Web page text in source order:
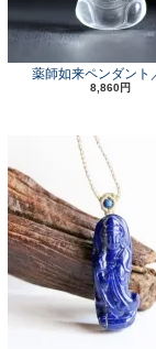
薬師如来ペンダント
8,860円